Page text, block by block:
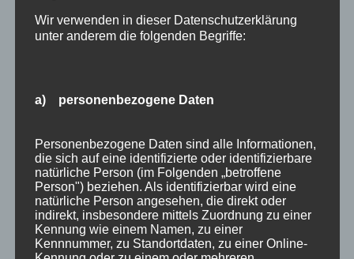
März 2016
Februar 2016
November 2015
August 2015
Juli 2015
Juni 2015
Wir verwenden in dieser Datenschutzerklärung
unter anderem die folgenden Begriffe:
a) personenbezogene Daten
Personenbezogene Daten sind alle Informationen,
die sich auf eine identifizierte oder identifizierbare
natürliche Person (im Folgenden „betroffene
Person") beziehen. Als identifizierbar wird eine
natürliche Person angesehen, die direkt oder
indirekt, insbesondere mittels Zuordnung zu einer
Kennung wie einem Namen, zu einer
Kennnummer, zu Standortdaten, zu einer Online-